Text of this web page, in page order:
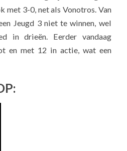
met 3-0, net als Vonotros. Van
Jeugd 3 niet te winnen, wel
in drieën. Eerder vandaag
en met 12 in actie, wat een